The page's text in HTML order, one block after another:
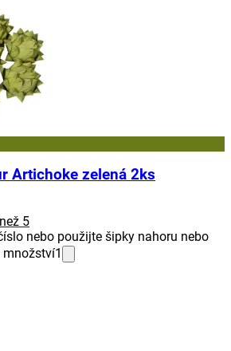
Artichoke zelená 2ks
5
nebo použijte šipky nahoru nebo
množství1